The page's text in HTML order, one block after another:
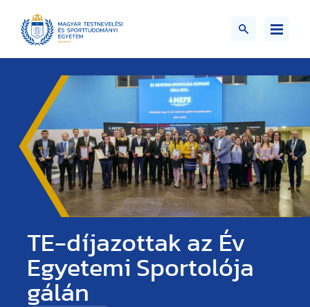
TE-díjazottak az Év
Egyetemi Sportolója
gálán